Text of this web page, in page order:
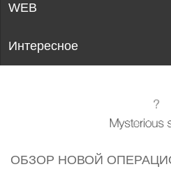
WEB
Интересное
ОБЗОР НОВОЙ